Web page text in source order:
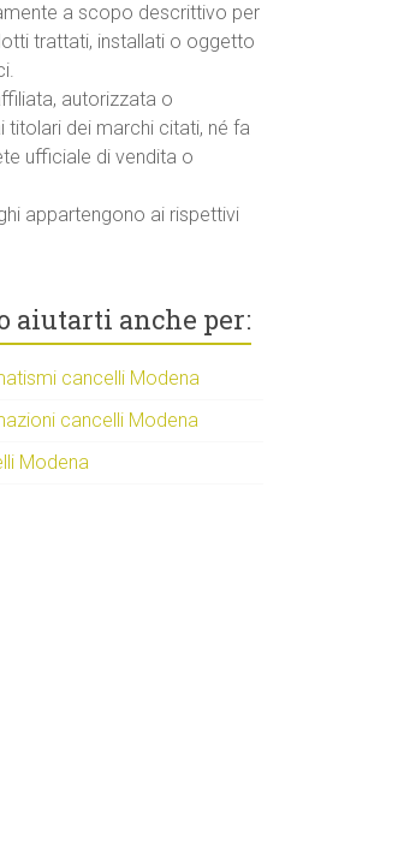
a scopo descrittivo per
trattati, installati o oggetto
autorizzata o
titolari dei marchi citati, né fa
ufficiale di vendita o
appartengono ai rispettivi
aiutarti anche per:
cancelli Modena
cancelli Modena
Modena